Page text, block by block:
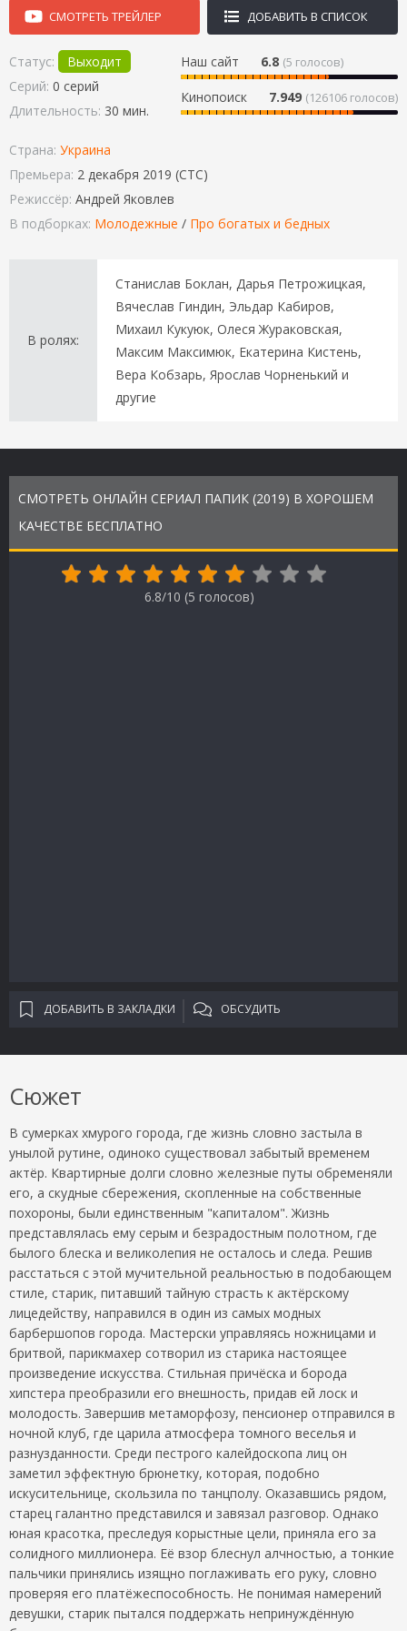
СМОТРЕТЬ ТРЕЙЛЕР ДОБАВИТЬ В СПИСОК
Наш сайт 6.8 (5 голосов)
Кинопоиск 7.949 (126106 голосов)
Статус:
Выходит
Серий: 0 серий
Длительность: 30 мин.
Страна: Украина
Премьера: 2 декабря 2019 (СТС)
Режиссёр: Андрей Яковлев
В подборках: Молодежные / Про богатых и бедных
В ролях:
Станислав Боклан, Дарья Петрожицкая,
Вячеслав Гиндин, Эльдар Кабиров,
Михаил Кукуюк, Олеся Жураковская,
Максим Максимюк, Екатерина Кистень,
Вера Кобзарь, Ярослав Чорненький и
другие
СМОТРЕТЬ ОНЛАЙН СЕРИАЛ ПАПИК (2019) В ХОРОШЕМ
КАЧЕСТВЕ БЕСПЛАТНО
6.8/10 (5 голосов)
ДОБАВИТЬ В ЗАКЛАДКИ ОБСУДИТЬ
Сюжет
В сумерках хмурого города, где жизнь словно застыла в
унылой рутине, одиноко существовал забытый временем
актёр. Квартирные долги словно железные путы обременяли
его, а скудные сбережения, скопленные на собственные
похороны, были единственным "капиталом". Жизнь
представлялась ему серым и безрадостным полотном, где
былого блеска и великолепия не осталось и следа. Решив
расстаться с этой мучительной реальностью в подобающем
стиле, старик, питавший тайную страсть к актёрскому
лицедейству, направился в один из самых модных
барбершопов города. Мастерски управляясь ножницами и
бритвой, парикмахер сотворил из старика настоящее
произведение искусства. Стильная причёска и борода
хипстера преобразили его внешность, придав ей лоск и
молодость. Завершив метаморфозу, пенсионер отправился в
ночной клуб, где царила атмосфера томного веселья и
разнузданности. Среди пестрого калейдоскопа лиц он
заметил эффектную брюнетку, которая, подобно
искусительнице, скользила по танцполу. Оказавшись рядом,
старец галантно представился и завязал разговор. Однако
юная красотка, преследуя корыстные цели, приняла его за
солидного миллионера. Её взор блеснул алчностью, а тонкие
пальчики принялись изящно поглаживать его руку, словно
проверяя его платёжеспособность. Не понимая намерений
девушки, старик пытался поддержать непринуждённую